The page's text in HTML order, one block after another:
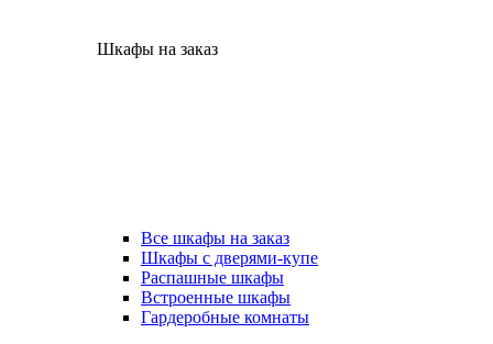
Шкафы на заказ
Все шкафы на заказ
Шкафы с дверями-купе
Распашные шкафы
Встроенные шкафы
Гардеробные комнаты